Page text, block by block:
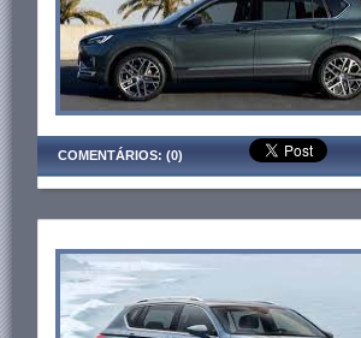
COMENTÁRIOS: (0)